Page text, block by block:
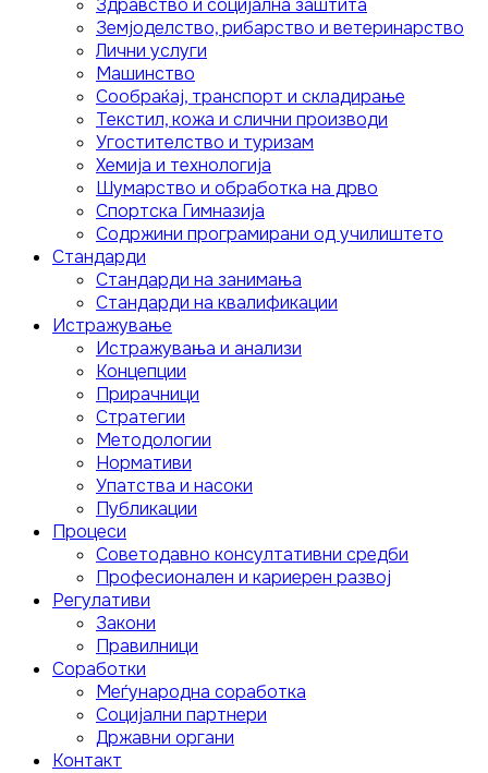
Здравство и социјална заштита
Земјоделство, рибарство и ветеринарство
Лични услуги
Mашинство
Сообраќај, транспорт и складирање
Текстил, кожа и слични производи
Угостителство и туризам
Хемија и технологија
Шумарство и обработка на дрво
Спортска Гимназија
Содржини програмирани од училиштето
Стандарди
Стандарди на занимања
Стандарди на квалификации
Истражување
Истражувања и анализи
Концепции
Прирачници
Стратегии
Методологии
Нормативи
Упатства и насоки
Публикации
Процеси
Советодавно консултативни средби
Професионален и кариерен развој
Регулативи
Закони
Правилници
Соработки
Меѓународна соработка
Социјални партнери
Државни органи
Контакт